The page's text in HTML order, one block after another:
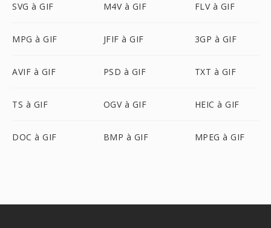
SVG à GIF M4V à GIF FLV à GIF
MPG à GIF JFIF à GIF 3GP à GIF
AVIF à GIF PSD à GIF TXT à GIF
TS à GIF OGV à GIF HEIC à GIF
DOC à GIF BMP à GIF MPEG à GIF